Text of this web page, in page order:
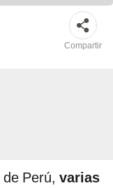
Compartir
Perú, varias